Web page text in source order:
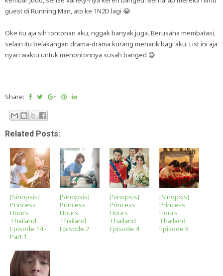
guest di Running Man, ato ke 1N2D lagi 😂
Oke itu aja sih tontonan aku, nggak banyak juga. Berusaha membatasi,
selain itu belakangan drama-drama kurang menarik bagi aku. List ini aja
nyari waktu untuk menontonnya susah banged 😅
Share:
Related Posts:
[Sinopsis]
Princess
Hours
Thailand
Episode 14 -
Part 1
[Sinopsis]
Princess
Hours
Thailand
Episode 2
[Sinopsis]
Princess
Hours
Thailand
Episode 4
[Sinopsis]
Princess
Hours
Thailand
Episode 5